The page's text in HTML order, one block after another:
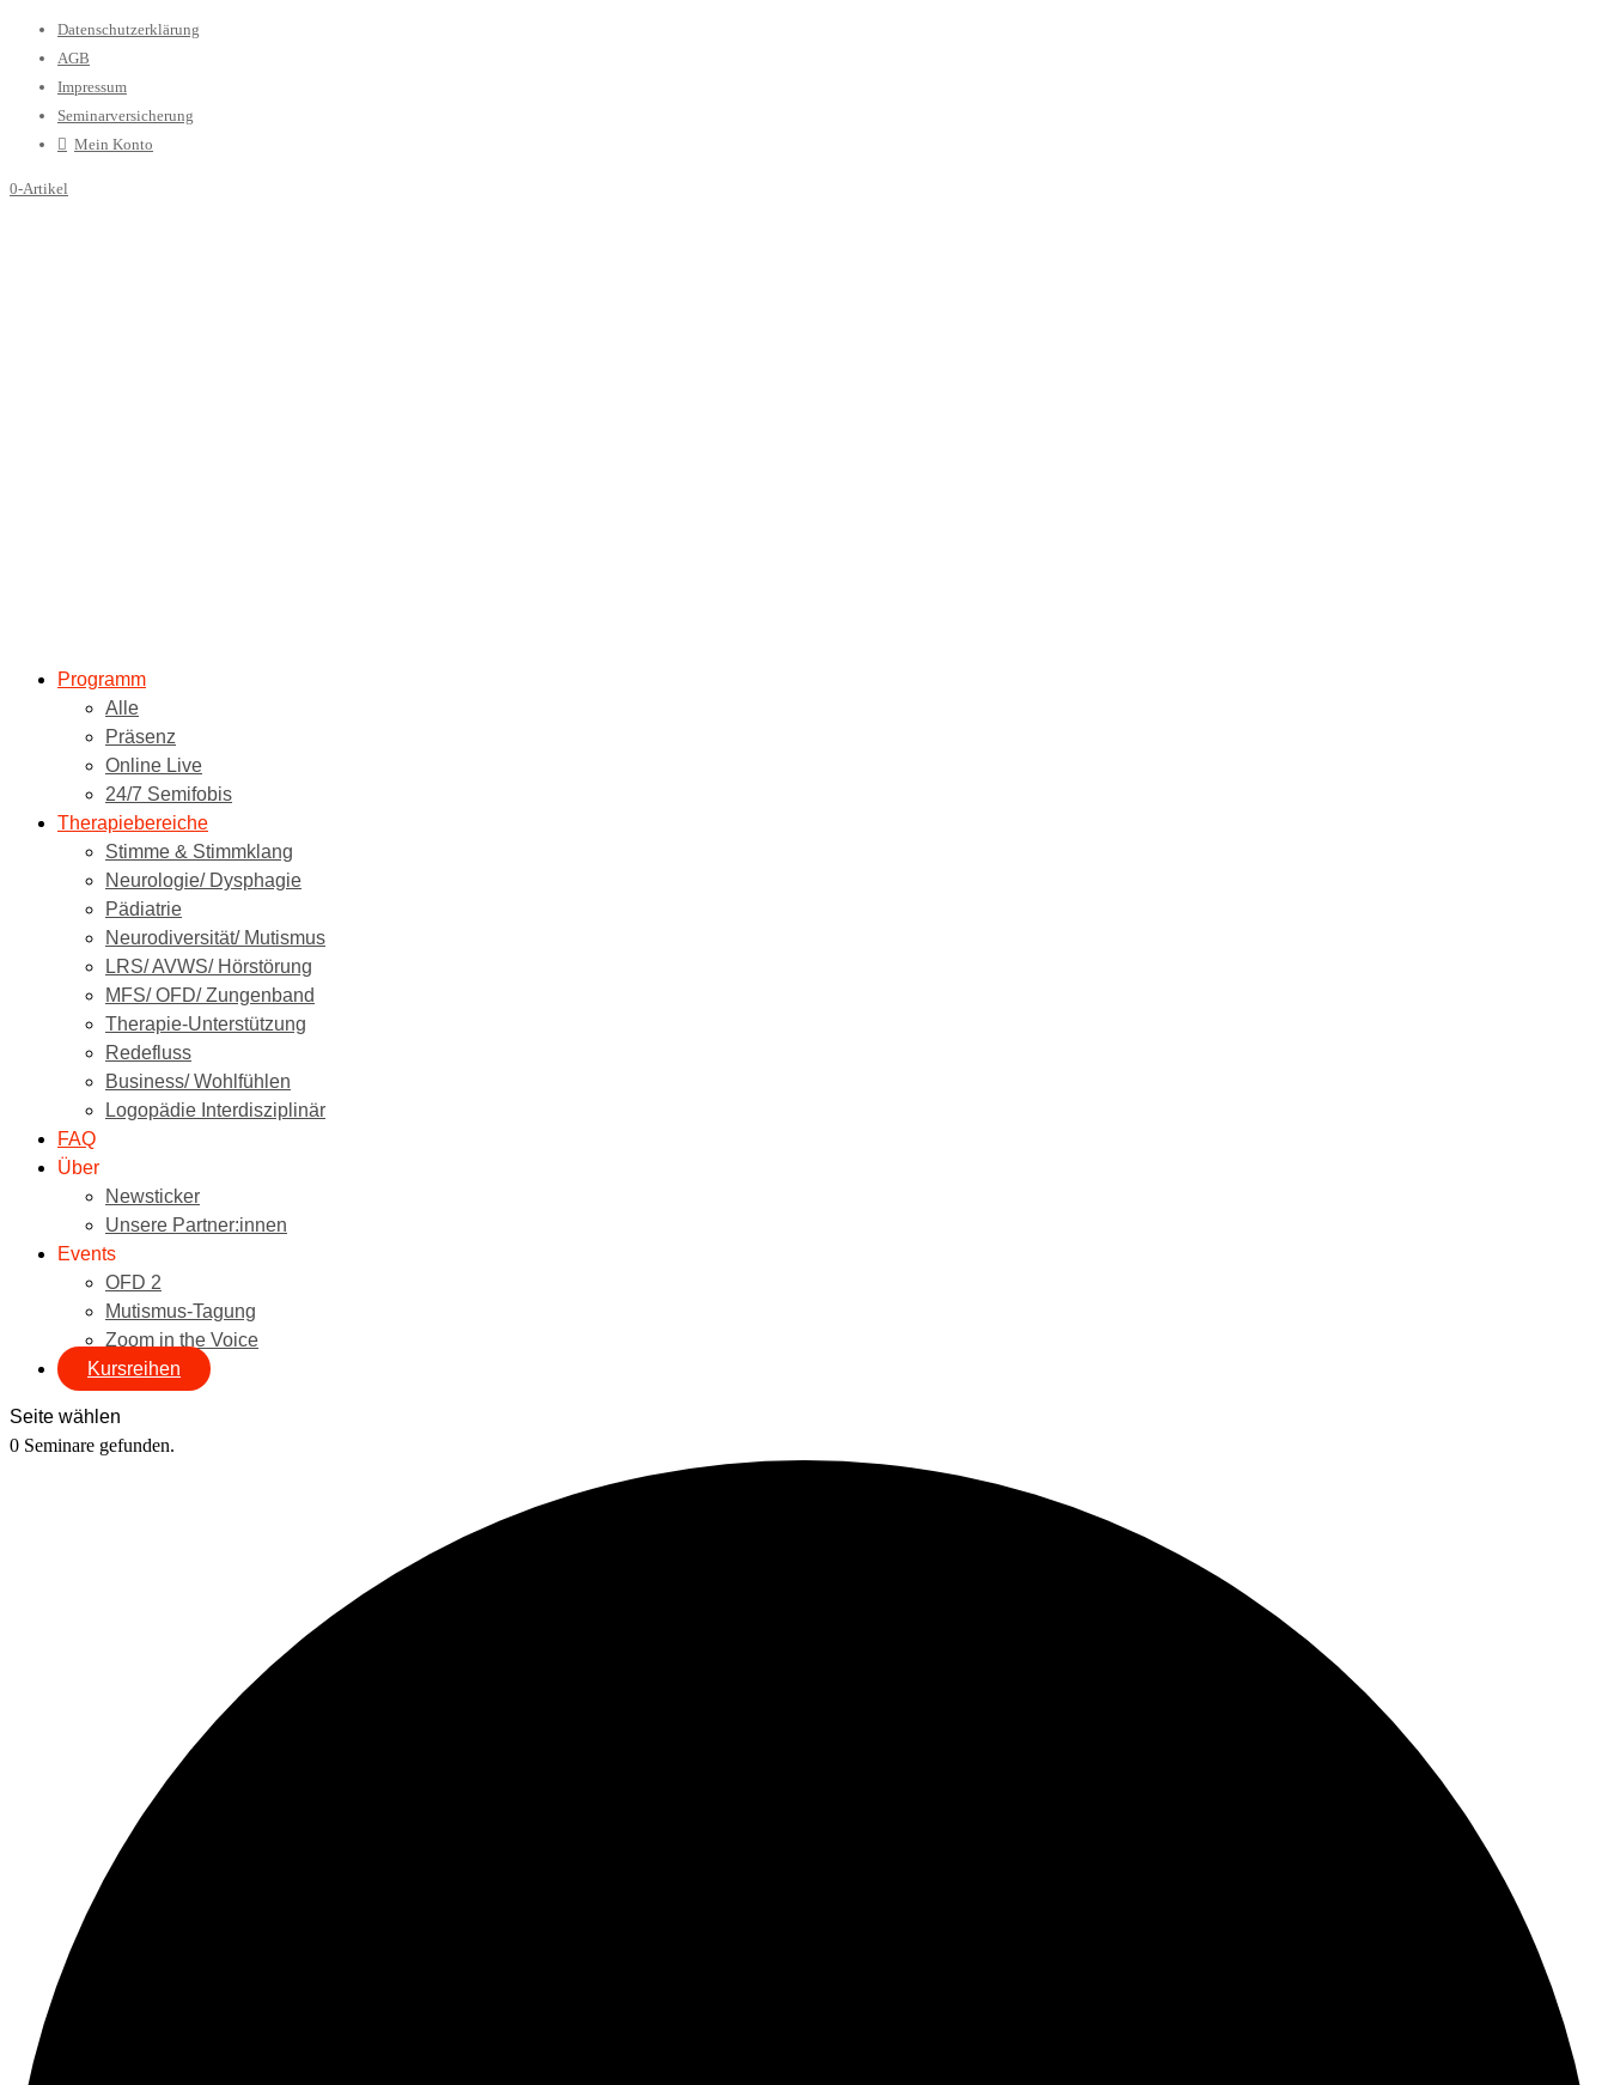
Datenschutzerklärung
AGB
Impressum
Seminarversicherung
Mein Konto
0-Artikel
Programm
Alle
Präsenz
Online Live
24/7 Semifobis
Therapiebereiche
Stimme & Stimmklang
Neurologie/ Dysphagie
Pädiatrie
Neurodiversität/ Mutismus
LRS/ AVWS/ Hörstörung
MFS/ OFD/ Zungenband
Therapie-Unterstützung
Redefluss
Business/ Wohlfühlen
Logopädie Interdisziplinär
FAQ
Über
Newsticker
Unsere Partner:innen
Events
OFD 2
Mutismus-Tagung
Zoom in the Voice
Kursreihen
Seite wählen
0 Seminare gefunden.